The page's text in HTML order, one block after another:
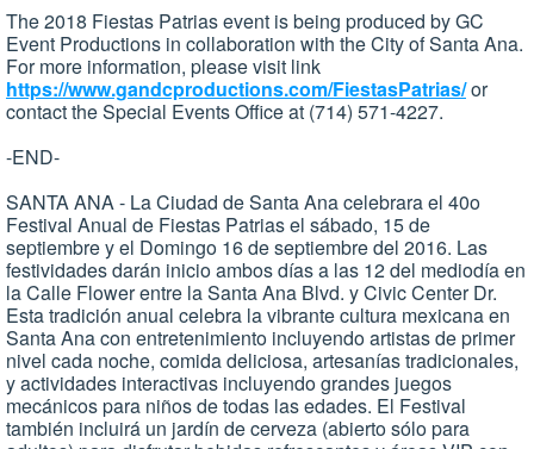
The 2018 Fiestas Patrias event is being produced by GC
Event Productions in collaboration with the City of Santa Ana.
For more information, please visit link
https://www.gandcproductions.com/FiestasPatrias/or
contact the Special Events Office at (714) 571-4227.
-END-
SANTA ANA - La Ciudad de Santa Ana celebrara el 40o
Festival Anual de Fiestas Patrias el sábado, 15 de
septiembre y el Domingo 16 de septiembre del 2016. Las
festividades darán inicio ambos días a las 12 del mediodía en
la Calle Flower entre la Santa Ana Blvd. y Civic Center Dr.
Esta tradición anual celebra la vibrante cultura mexicana en
Santa Ana con entretenimiento incluyendo artistas de primer
nivel cada noche, comida deliciosa, artesanías tradicionales,
y actividades interactivas incluyendo grandes juegos
mecánicos para niños de todas las edades. El Festival
también incluirá un jardín de cerveza (abierto sólo para